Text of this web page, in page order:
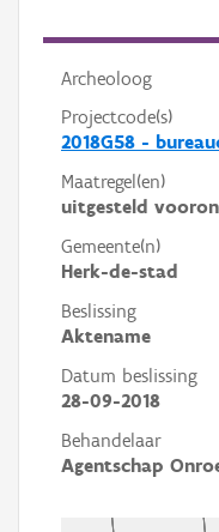
Archeoloog
Projectcode(s)
2018G58 -
Maatregel(en)
uitgesteld
Gemeente(n)
Herk-de-stad
Beslissing
Aktename
Datum beslissing
28-09-2018
Behandelaar
Agentschap